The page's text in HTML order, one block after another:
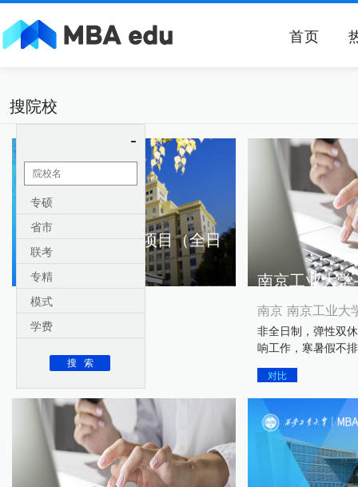
首页
搜院校
黑龙江大学-MBA项目（全日
制）
哈尔滨 黑龙江大学
全日制 | 3.6万元
对比
南京工业大
南京 南京工业大
非全日制，弹性双
响工作，寒暑假不
对比
-
专硕
省市
联考
专精
模式
学费